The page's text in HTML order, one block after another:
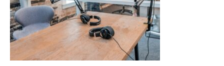
l
d
b
l
n